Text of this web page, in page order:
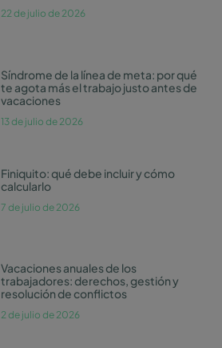
22 de julio de 2026
Síndrome de la línea de meta: por qué
te agota más el trabajo justo antes de
vacaciones
13 de julio de 2026
Finiquito: qué debe incluir y cómo
calcularlo
7 de julio de 2026
Vacaciones anuales de los
trabajadores: derechos, gestión y
resolución de conflictos
2 de julio de 2026